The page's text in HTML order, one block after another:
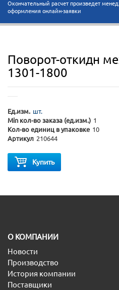
Окончательный расчет произведет
оформления онлайн-заявки
Поворот-откидн
1301-1800
Ед.изм. шт.
Min кол-во заказа (ед.изм.) 1
Кол-во единиц в упаковке 10
Артикул 210644
Купить
O КОМПАНИИ
Новости
Производство
История компании
Поставщики